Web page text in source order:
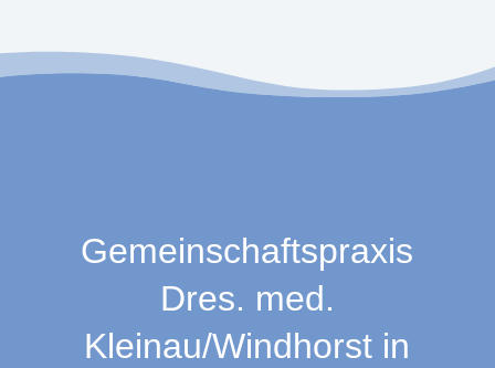
Gemeinschaftspraxis
Dres. med.
Kleinau/Windhorst in